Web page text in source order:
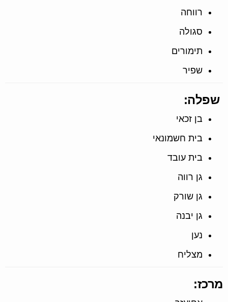
רווחה
סגולה
תימורים
שפיר
שפלה:
בן זכאי
בית חשמונאי
בית עובד
גן רווה
גן שורק
גן יבנה
נען
מצליח
מרכז: